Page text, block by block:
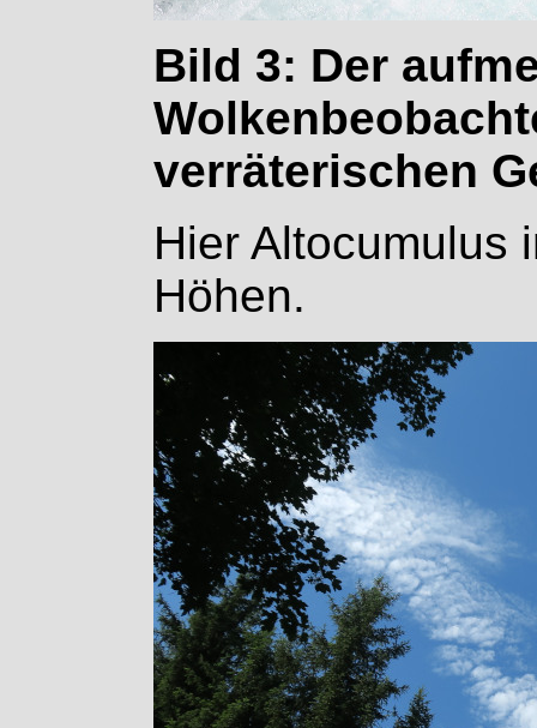
Bild 3: Der
verräterischen
Hier Altocumulus
Höhen.